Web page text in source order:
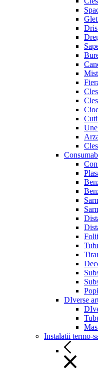
DIverse
Instalatii termo-